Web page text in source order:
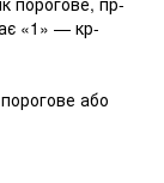
«1» — кр-
або